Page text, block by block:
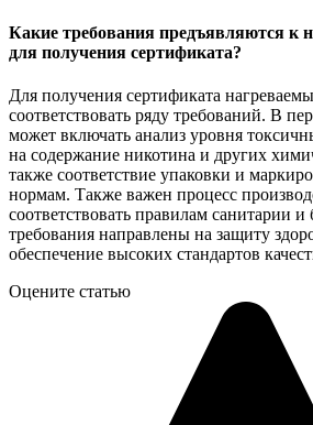
Какие требования предъявляются к
для получения сертификата?
Для получения сертификата
соответствовать ряду требований. В
может включать анализ уровня
на содержание никотина и других
также соответствие упаковки и
нормам. Также важен процесс
соответствовать правилам санитарии и
требования направлены на защиту
обеспечение высоких стандартов
Оцените статью